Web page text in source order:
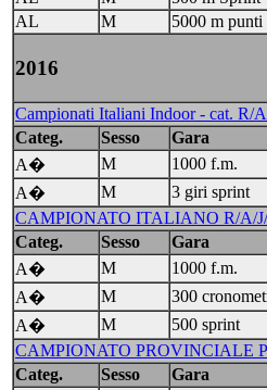
AL
M 5000 m punti
2016
Campionati Italiani Indoor - cat. R/
Categ.
Sesso
Gara
A�
M
1000 f.m.
A�
M
3 giri sprint
CAMPIONATO ITALIANO R/A/
Categ.
Sesso
Gara
A�
M
1000 f.m.
A�
M
300
A�
M
500 sprint
CAMPIONATO PROVINCIALE
Categ.
Sesso
Gara